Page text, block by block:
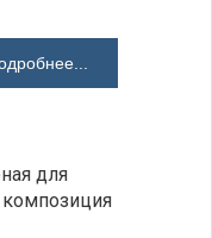
для
композиция